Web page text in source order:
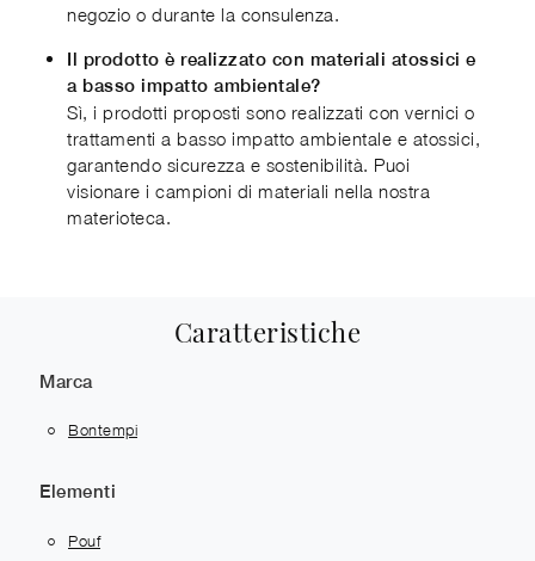
negozio o durante la consulenza.
Il prodotto è realizzato con materiali atossici e
a basso impatto ambientale?
Sì, i prodotti proposti sono realizzati con vernici o
trattamenti a basso impatto ambientale e atossici,
garantendo sicurezza e sostenibilità. Puoi
visionare i campioni di materiali nella nostra
materioteca.
Caratteristiche
Marca
Bontempi
Elementi
Pouf